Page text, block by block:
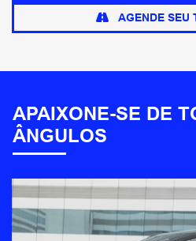
AGENDE SEU
APAIXONE-SE DE
ÂNGULOS